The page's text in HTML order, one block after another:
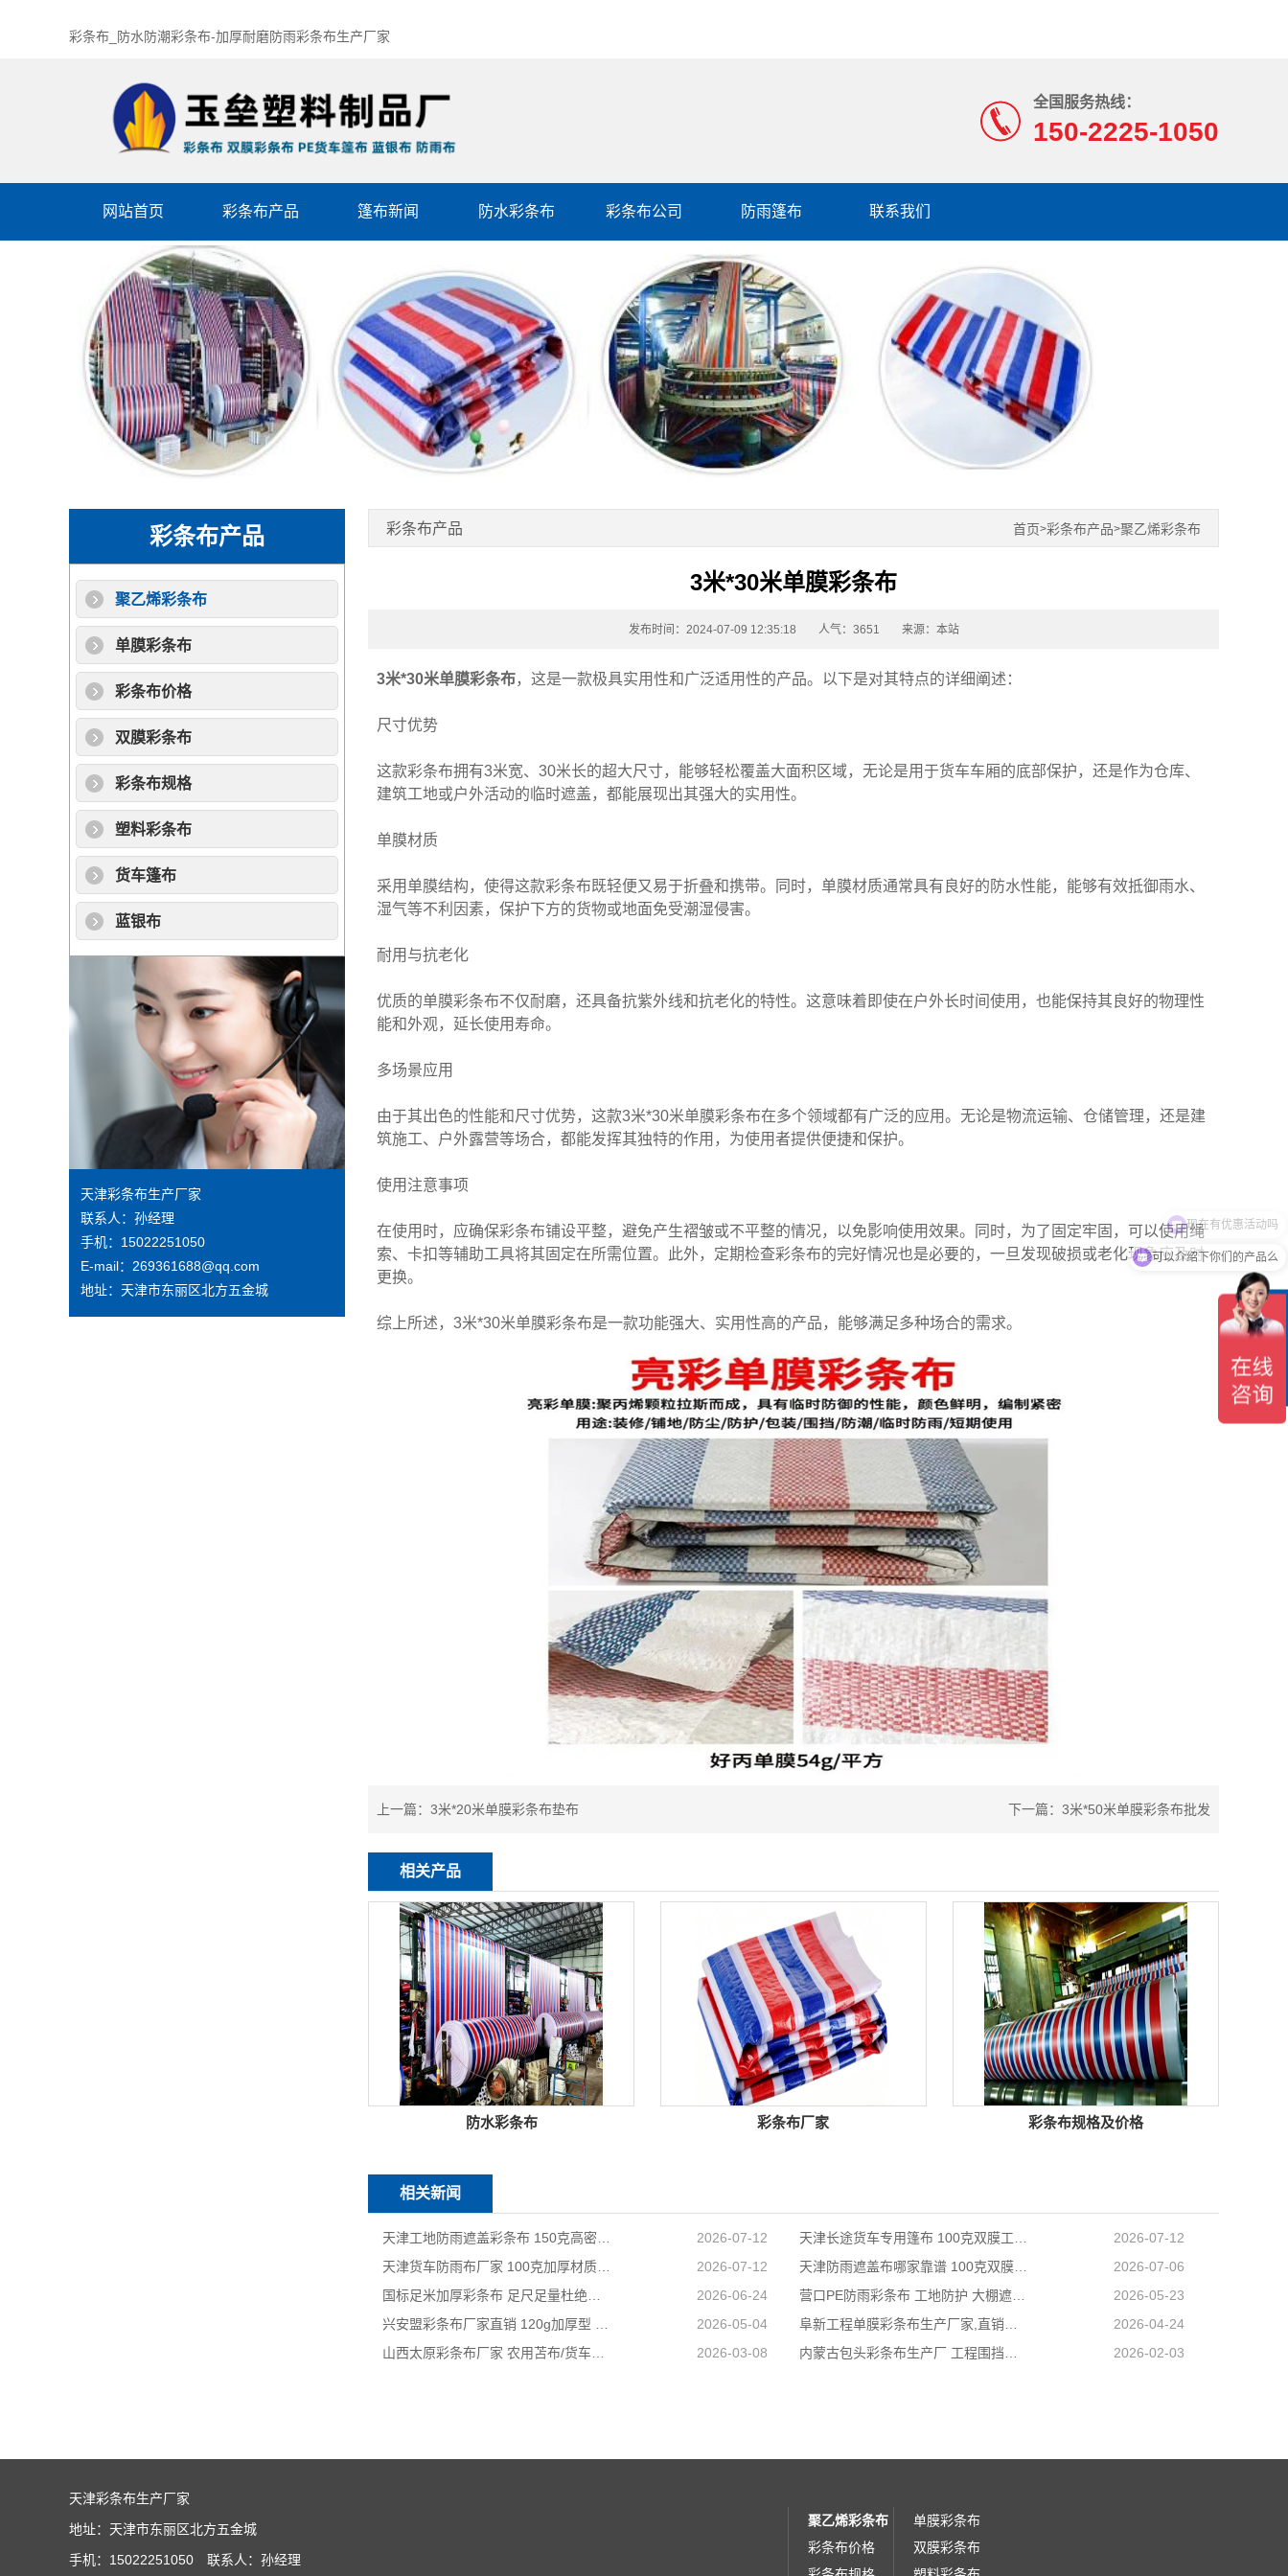
彩条布_防水防潮彩条布-加厚耐磨防雨彩条布生产厂家
全国服务热线：
150-2225-1050
网站首页 彩条布产品 篷布新闻 防水彩条布 彩条布公司 防雨篷布 联系我们
彩条布产品
聚乙烯彩条布
单膜彩条布
彩条布价格
双膜彩条布
彩条布规格
塑料彩条布
货车篷布
蓝银布
天津彩条布生产厂家
联系人：孙经理
手机：15022251050
E-mail：269361688@qq.com
地址：天津市东丽区北方五金城
彩条布产品 首页>彩条布产品>聚乙烯彩条布
3米*30米单膜彩条布
发布时间：2024-07-09 12:35:18 人气：3651 来源：本站
3米*30米单膜彩条布，这是一款极具实用性和广泛适用性的产品。以下是对其特点的详细阐述：
尺寸优势
这款彩条布拥有3米宽、30米长的超大尺寸，能够轻松覆盖大面积区域，无论是用于货车车厢的底部保护，还是作为仓库、
建筑工地或户外活动的临时遮盖，都能展现出其强大的实用性。
单膜材质
采用单膜结构，使得这款彩条布既轻便又易于折叠和携带。同时，单膜材质通常具有良好的防水性能，能够有效抵御雨水、
湿气等不利因素，保护下方的货物或地面免受潮湿侵害。
耐用与抗老化
优质的单膜彩条布不仅耐磨，还具备抗紫外线和抗老化的特性。这意味着即使在户外长时间使用，也能保持其良好的物理性
能和外观，延长使用寿命。
多场景应用
由于其出色的性能和尺寸优势，这款3米*30米单膜彩条布在多个领域都有广泛的应用。无论是物流运输、仓储管理，还是建
筑施工、户外露营等场合，都能发挥其独特的作用，为使用者提供便捷和保护。
使用注意事项
在使用时，应确保彩条布铺设平整，避免产生褶皱或不平整的情况，以免影响使用效果。同时，为了固定牢固，可以使用绳
索、卡扣等辅助工具将其固定在所需位置。此外，定期检查彩条布的完好情况也是必要的，一旦发现破损或老化现象应及时
更换。
综上所述，3米*30米单膜彩条布是一款功能强大、实用性高的产品，能够满足多种场合的需求。
上一篇： 3米*20米单膜彩条布垫布 下一篇：3米*50米单膜彩条布批发
相关产品
防水彩条布 彩条布厂家 彩条布规格及价格
相关新闻
2026-07-12
2026-07-12
2026-07-12
2026-07-06
2026-06-24
2026-05-23
2026-05-04
2026-04-24
2026-03-08 2026-02-03
天津彩条布生产厂家
地址：天津市东丽区北方五金城
手机：15022251050 联系人：孙经理
聚乙烯彩条布
单膜彩条布
彩条布价格
双膜彩条布
在
线
服
可以介绍下你们的产品么